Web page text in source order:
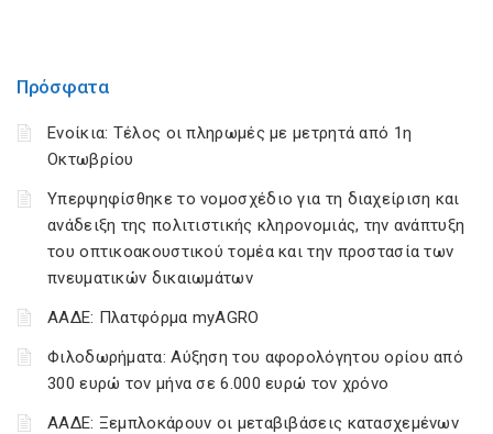
Πρόσφατα
Ενοίκια: Τέλος οι πληρωμές με μετρητά από 1η
Οκτωβρίου
Υπερψηφίσθηκε το νομοσχέδιο για τη διαχείριση και
ανάδειξη της πολιτιστικής κληρονομιάς, την ανάπτυξη
του οπτικοακουστικού τομέα και την προστασία των
πνευματικών δικαιωμάτων
ΑΑΔΕ: Πλατφόρμα myAGRO
Φιλοδωρήματα: Αύξηση του αφορολόγητου ορίου από
300 ευρώ τον μήνα σε 6.000 ευρώ τον χρόνο
ΑΑΔΕ: Ξεμπλοκάρουν οι μεταβιβάσεις κατασχεμένων